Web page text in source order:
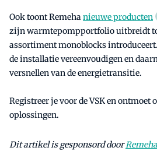
Ook toont Remehanieuwe producten
zijn warmtepompportfolio uitbreidt
assortiment monoblocks
de installatie vereenvoudigen en
versnellen van de energietransitie.
Registreer je voor de VSK en ontmoet
oplossingen.
Dit artikel is gesponsord doorRemeha